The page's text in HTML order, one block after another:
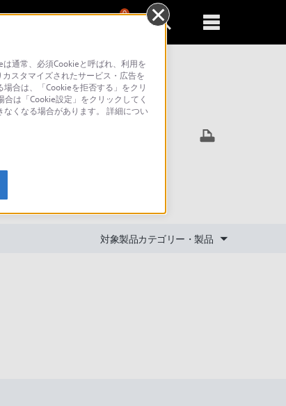
0
選
対象製品カテゴリー・製品
通常、必須Cookieと呼ばれ、利用を
スタマイズされたサービス・広告を
合は、「Cookieを拒否する」をクリ
は「Cookie設定」をクリックしてく
くなる場合があります。 詳細につい